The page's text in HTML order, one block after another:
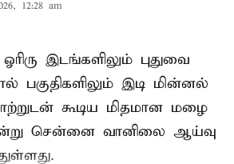
12:28 am
இடங்களிலும் புதுவை
பகுதிகளிலும் இடி மின்னல்
கூடிய மிதமான மழை
சென்னை வானிலை ஆய்வு